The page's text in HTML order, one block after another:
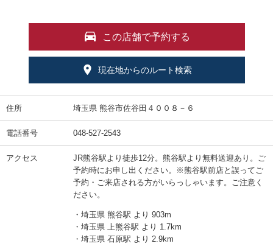
この店舗で予約する
現在地からのルート検索
住所 埼玉県 熊谷市佐谷田４００８－６
電話番号 048-527-2543
アクセス
JR熊谷駅より徒歩12分。熊谷駅より無料送迎あり。ご
予約時にお申し出ください。※熊谷駅前店と誤ってご
予約・ご来店される方がいらっしゃいます。ご注意く
ださい。
・埼玉県 熊谷駅 より 903m
・埼玉県 上熊谷駅 より 1.7km
・埼玉県 石原駅 より 2.9km